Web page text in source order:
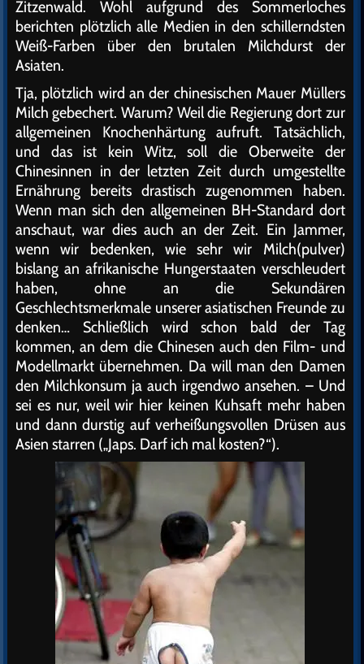
Zitzenwald. Wohl aufgrund des Sommerloches
berichten plötzlich alle Medien in den schillerndsten
Weiß-Farben über den brutalen Milchdurst der
Asiaten.
Tja, plötzlich wird an der chinesischen Mauer Müllers
Milch gebechert. Warum? Weil die Regierung dort zur
allgemeinen Knochenhärtung aufruft. Tatsächlich,
und das ist kein Witz, soll die Oberweite der
Chinesinnen in der letzten Zeit durch umgestellte
Ernährung bereits drastisch zugenommen haben.
Wenn man sich den allgemeinen BH-Standard dort
anschaut, war dies auch an der Zeit. Ein Jammer,
wenn wir bedenken, wie sehr wir Milch(pulver)
bislang an afrikanische Hungerstaaten verschleudert
haben, ohne an die Sekundären
Geschlechtsmerkmale unserer asiatischen Freunde zu
denken… Schließlich wird schon bald der Tag
kommen, an dem die Chinesen auch den Film- und
Modellmarkt übernehmen. Da will man den Damen
den Milchkonsum ja auch irgendwo ansehen. – Und
sei es nur, weil wir hier keinen Kuhsaft mehr haben
und dann durstig auf verheißungsvollen Drüsen aus
Asien starren („Japs. Darf ich mal kosten?“).